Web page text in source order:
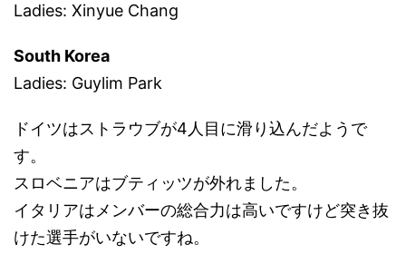
Ladies: Xinyue Chang
South Korea
Ladies: Guylim Park
ドイツはストラウブが4人目に滑り込んだようで
す。
スロベニアはブティッツが外れました。
イタリアはメンバーの総合力は高いですけど突き抜
けた選手がいないですね。